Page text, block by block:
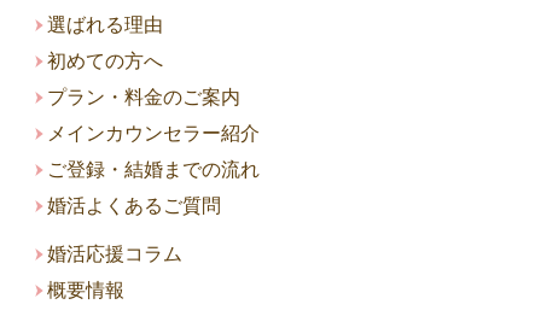
選ばれる理由
初めての方へ
プラン・料金のご案内
メインカウンセラー紹介
ご登録・結婚までの流れ
婚活よくあるご質問
婚活応援コラム
概要情報